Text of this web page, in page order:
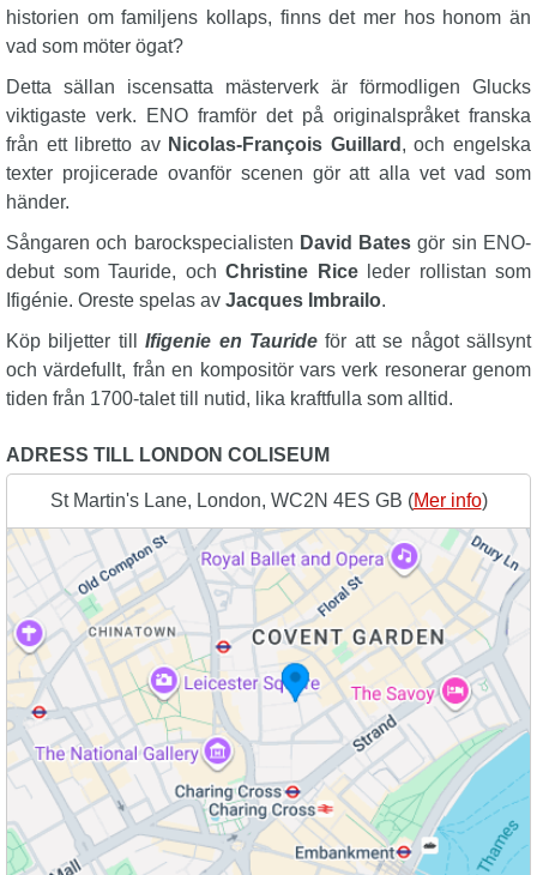
historien om familjens kollaps, finns det mer hos honom än
vad som möter ögat?
Detta sällan iscensatta mästerverk är förmodligen Glucks
viktigaste verk. ENO framför det på originalspråket franska
från ett libretto av Nicolas-François Guillard , och engelska
texter projicerade ovanför scenen gör att alla vet vad som
händer.
Sångaren och barockspecialisten David Bates gör sin ENO-
debut som Tauride, och Christine Riceleder rollistan som
Ifigénie. Oreste spelas av Jacques Imbrailo.
Köp biljetter tillIfigenie en Tauride för att se något sällsynt
och värdefullt, från en kompositör vars verk resonerar genom
tiden från 1700-talet till nutid, lika kraftfulla som alltid.
ADRESS TILL LONDON COLISEUM
St Martin's Lane, London, WC2N 4ES GB (Mer info)